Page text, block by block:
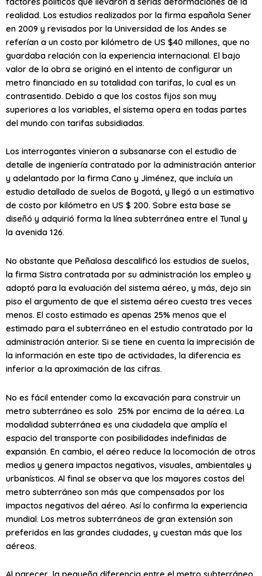
realidad. Los estudios realizados por la firma española Sener
en 2009 y revisados por la Universidad de los Andes se
referían a un costo por kilómetro de US $40 millones, que no
guardaba relación con la experiencia internacional. El bajo
valor de la obra se originó en el intento de configurar un
metro financiado en su totalidad con tarifas, lo cual es un
contrasentido. Debido a que los costos fijos son muy
superiores a los variables, el sistema opera en todas partes
del mundo con tarifas subsidiadas.
Los interrogantes vinieron a subsanarse con el estudio de
detalle de ingeniería contratado por la administración anterior
y adelantado por la firma Cano y Jiménez, que incluía un
estudio detallado de suelos de Bogotá, y llegó a un estimativo
de costo por kilómetro en US $ 200. Sobre esta base se
diseñó y adquirió forma la línea subterránea entre el Tunal y
la avenida 126.
No obstante que Peñalosa descalificó los estudios de suelos,
la firma Sistra contratada por su administración los empleo y
adoptó para la evaluación del sistema aéreo, y más, dejo sin
piso el argumento de que el sistema aéreo cuesta tres veces
menos. El costo estimado es apenas 25% menos que el
estimado para el subterráneo en el estudio contratado por la
administración anterior. Si se tiene en cuenta la imprecisión de
la información en este tipo de actividades, la diferencia es
inferior a la aproximación de las cifras.
No es fácil entender como la excavación para construir un
metro subterráneo es solo 25% por encima de la aérea. La
modalidad subterránea es una ciudadela que amplía el
espacio del transporte con posibilidades indefinidas de
expansión. En cambio, el aéreo reduce la locomoción de otros
medios y genera impactos negativos, visuales, ambientales y
urbanísticos. Al final se observa que los mayores costos del
metro subterráneo son más que compensados por los
impactos negativos del aéreo. Así lo confirma la experiencia
mundial. Los metros subterráneos de gran extensión son
preferidos en las grandes ciudades, y cuestan más que los
aéreos.